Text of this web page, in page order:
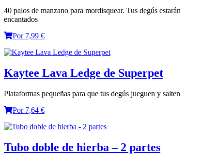
40 palos de manzano para mordisquear. Tus degús estarán
encantados
Por 7,99 €
Kaytee Lava Ledge de Superpet
Plataformas pequeñas para que tus degús jueguen y salten
Por 7,64 €
Tubo doble de hierba – 2 partes